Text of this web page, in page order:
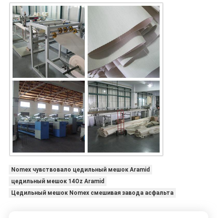
Nomex чувствовало цедильный мешок Aramid
цедильный мешок 14Oz Aramid
Цедильный мешок Nomex смешивая завода асфальта